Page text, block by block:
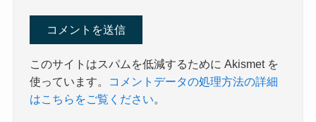
このサイトはスパムを低減するために Akismet を
使っています。
コメントデータの処理方法の詳細
はこちらをご覧ください。